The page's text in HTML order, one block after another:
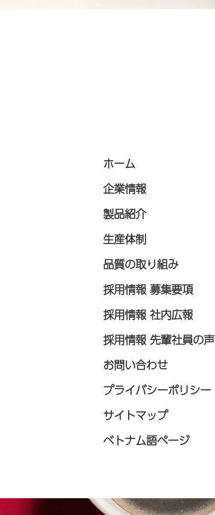
ホーム
企業情報
製品紹介
生産体制
品質の取り組み
採用情報 募集要項
採用情報 社内広報
採用情報 先輩社員の声
お問い合わせ
プライバシーポリシー
サイトマップ
ベトナム語ページ